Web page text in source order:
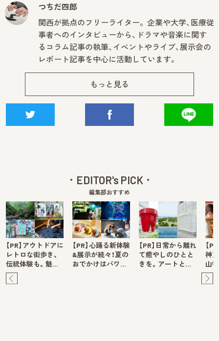
つちだ四郎
関西が拠点のフリーライター。 企業や大学、医療従
事者へのインタビューから、ドラマや音楽に関す
るコラム記事の執筆、イベントやライブ、展示会の
レポート記事を中心に活動しています。
もっと見る
EDITOR's PICK
編集部おすすめ
【PR】アウトドアに
レトロな街歩き、
伝統体験も。魅…
【PR】心踊る新体験
&展示が続々！夏の
おでかけはパワ…
【PR】日常から離れ
て癒やしのひとと
きを。アートと…
【
神
山